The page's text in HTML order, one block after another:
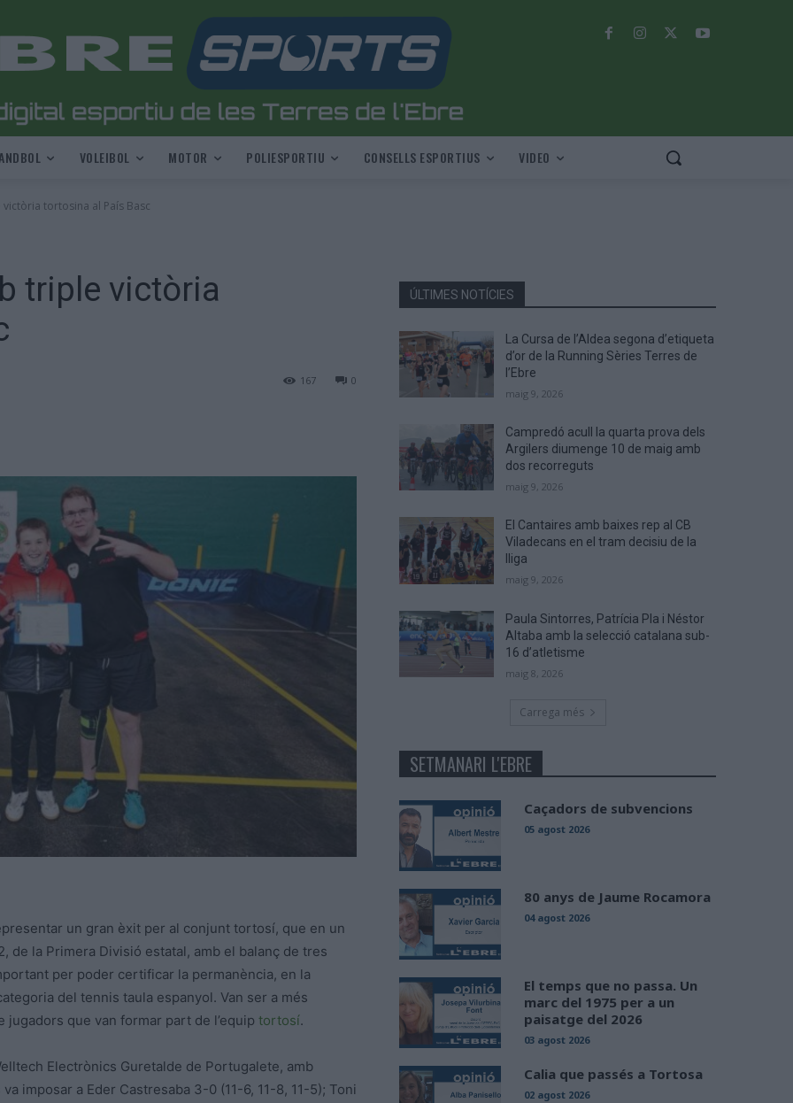
VOLEIBOL MOTOR POLIESPORTIU CONSELLS ESPORTIUS VIDEO
tortosina al País Basc
triple victòria
0
167
un gran èxit per al conjunt tortosí, que en un
de la Primera Divisió estatal, amb el balanç de tres
per poder certificar la permanència, en la
del tennis taula espanyol. Van ser a més
que van formar part de l’equip tortosí.
Electrònics Guretalde de Portugalete, amb
imposar a Eder Castresaba 3-0 (11-6, 11-8, 11-5); Toni
ÚLTIMES NOTÍCIES
La Cursa de l’Aldea segona d’etiqueta
d’or de la Running Sèries Terres de
l’Ebre
maig 9, 2026
Campredó acull la quarta prova dels
Argilers diumenge 10 de maig amb
dos recorreguts
maig 9, 2026
El Cantaires amb baixes rep al CB
Viladecans en el tram decisiu de la
lliga
maig 9, 2026
Paula Sintorres, Patrícia Pla i Néstor
Altaba amb la selecció catalana sub-
16 d’atletisme
maig 8, 2026
Carrega més
SETMANARI L'EBRE
Caçadors de subvencions
05 agost 2026
80 anys de Jaume Rocamora
04 agost 2026
El temps que no passa. Un
marc del 1975 per a un
paisatge del 2026
03 agost 2026
Calia que passés a Tortosa
02 agost 2026